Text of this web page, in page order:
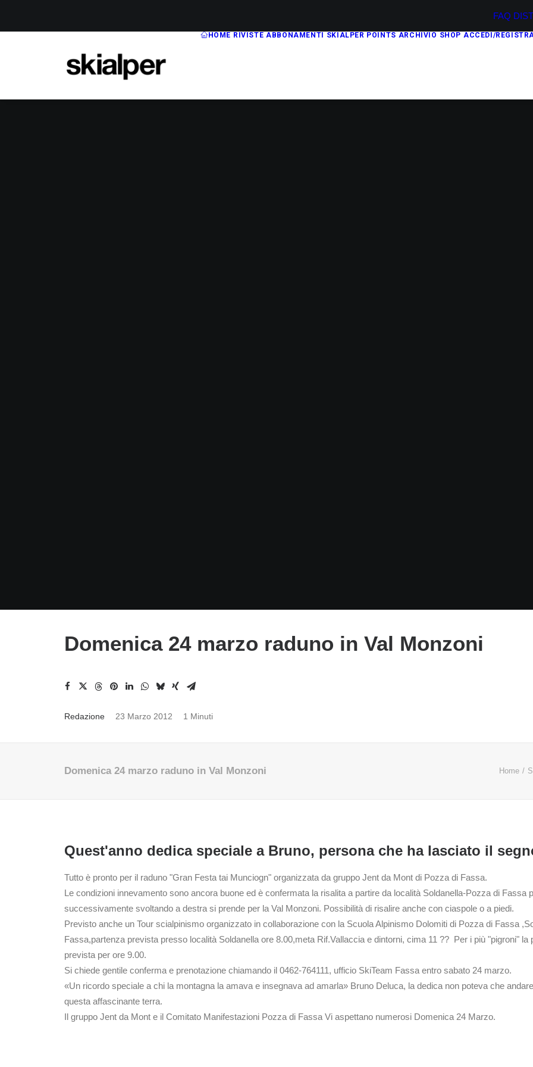
FAQ
HOME RIVISTE ABBONAMENTI SKIALPER POINTS ARCHIVIO SHOP ACCEDI/
Domenica 24 marzo raduno in Val Monzoni
Redazione 23 Marzo 2012 1 Minuti
Domenica 24 marzo raduno in Val Monzoni Home
Quest'anno dedica speciale a Bruno, persona che ha lasciato il
Tutto è pronto per il raduno "Gran Festa tai Munciogn" organizzata da gruppo Jent da Mont di Pozza di Fassa.
Le condizioni innevamento sono ancora buone ed è confermata la risalita a partire da località Soldanella-Pozza di Fassa
successivamente svoltando a destra si prende per la Val Monzoni. Possibilità di risalire anche con ciaspole o a piedi.
Previsto anche un Tour scialpinismo organizzato in collaborazione con la Scuola Alpinismo Dolomiti di Pozza di Fassa
Fassa,partenza prevista presso località Soldanella ore 8.00,meta Rif.Vallaccia e dintorni, cima 11 ?? Per i più "pigroni"
prevista per ore 9.00.
Si chiede gentile conferma e prenotazione chiamando il 0462-764111, ufficio SkiTeam Fassa entro sabato 24 marzo.
«Un ricordo speciale a chi la montagna la amava e insegnava ad amarla» Bruno Deluca, la dedica non poteva che
questa affascinante terra.
Il gruppo Jent da Mont e il Comitato Manifestazioni Pozza di Fassa Vi aspettano numerosi Domenica 24 Marzo.